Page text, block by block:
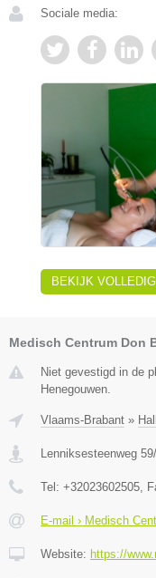
Sociale media:
BEKIJK VOLLEDIG
Medisch Centrum Don
Niet gevestigd in de
Henegouwen.
Vlaams-Brabant »
Lenniksesteenweg
Tel: +32023602505 ,
E-mail › Medisch
Website: https://